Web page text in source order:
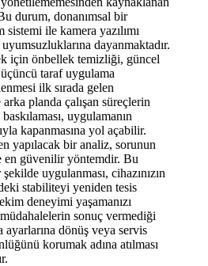
durum, donanımsal bir
sistemi ile kamera yazılımı
dayanmaktadır.
için önbellek temizliği, güncel
taraf uygulama
ilk sırada gelen
planda çalışan süreçlerin
uygulamanın
kapanmasına yol açabilir.
yapılacak bir analiz, sorunun
en güvenilir yöntemdir. Bu
uygulanması, cihazınızın
stabiliteyi yeniden tesis
deneyimi yaşamanızı
sonuç vermediği
dönüş veya servis
korumak adına atılması